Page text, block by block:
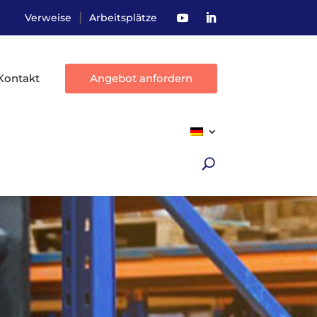
Verweise | Arbeitsplätze
Angebot anfordern